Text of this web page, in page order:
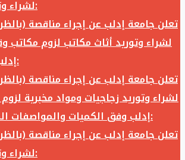
لشراء وتوريد ما يلي:
تعلن جامعة إدلب عن إجراء مناقصة
لشراء وتوريد أثاث مكاتب لزوم مكاتب
إدلب وفق الآتي:
تعلن جامعة إدلب عن إجراء مناقصة
لشراء وتوريد زجاجيات ومواد مخبرية
إدلب وفق الكميات والمواصفات المحددة أدناه:
تعلن جامعة إدلب عن إجراء مناقصة
لشراء وتوريد ما يلي: